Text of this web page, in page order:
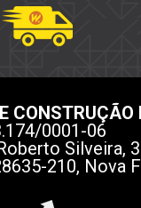
CONSTRUÇÃO
0001-06
Silveira,
210, Nova